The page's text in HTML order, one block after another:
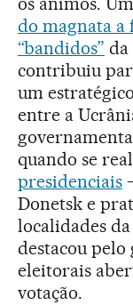
do magnata a
“bandidos” da
contribuiu
um
entre a
quando se
presidenciais
Donetsk e
localidades
destacou pelo
eleitorais
votação.